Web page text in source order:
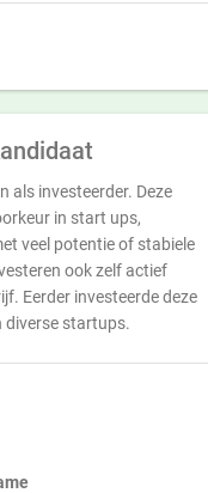
als investeerder. Deze
in start ups,
veel potentie of stabiele
ook zelf actief
Eerder investeerde deze
diverse startups.